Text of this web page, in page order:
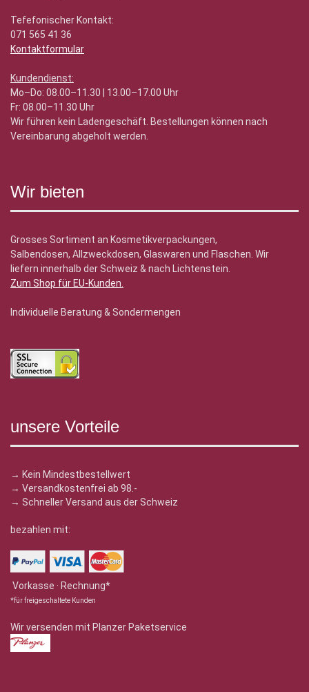
Tefefonischer Kontakt:
071 565 41 36
Kontaktformular
Kundendienst:
Mo–Do: 08.00–11.30 | 13.00–17.00 Uhr
Fr: 08.00–11.30 Uhr
Wir führen kein Ladengeschäft. Bestellungen können nach
Vereinbarung abgeholt werden.
Wir bieten
Grosses Sortiment an Kosmetikverpackungen,
Salbendosen, Allzweckdosen, Glaswaren und Flaschen. Wir
liefern innerhalb der Schweiz & nach Lichtenstein.
Zum Shop für EU-Kunden.
Individuelle Beratung & Sondermengen
unsere Vorteile
→ Kein Mindestbestellwert
→ Versandkostenfrei ab 98.-
→ Schneller Versand aus der Schweiz
bezahlen mit:
Vorkasse · Rechnung*
*für freigeschaltete Kunden
Wir versenden mit Planzer Paketservice